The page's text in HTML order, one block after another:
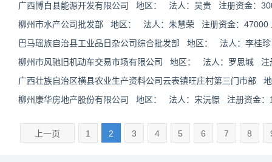
广西博白县能源开发有限公司 地区： 法人：吴贵 注册资金：
柳州市水产公司批发部 地区： 法人：朱慧荣 注册资金：47000
巴马瑶族自治县工业品日杂公司综合批发部 地区： 法人：李桂
柳州市风驰旧机动车交易市场有限公司 地区： 法人：罗思城 注
广西壮族自治区横县农业生产资料公司云表镇旺庄村第三门市部
柳州康华房地产股份有限公司 地区： 法人：宋沅憬 注册资金：
上一页 1 2 3 4 5 6 7 8